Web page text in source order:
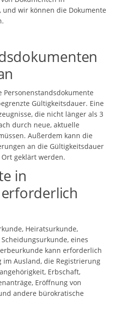
und wir können die Dokumente
Personenstandsdokumente
Gültigkeitsdauer. Eine
die nicht länger als 3
durch neue, aktuelle
Außerdem kann die
an die Gültigkeitsdauer
geklärt werden.
in
Heiratsurkunde,
eines
kann erforderlich
im Ausland, die Registrierung
Erbschaft,
Eröffnung von
andere bürokratische